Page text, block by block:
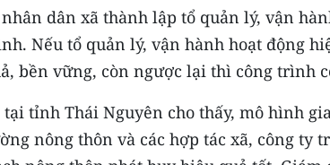
dân xã thành lập tổ quản lý, vận
Nếu tổ quản lý, vận hành hoạt động
bền vững, còn ngược lại thì công trình
tại tỉnh Thái Nguyên cho thấy, mô hình
nông thôn và các hợp tác xã, công ty